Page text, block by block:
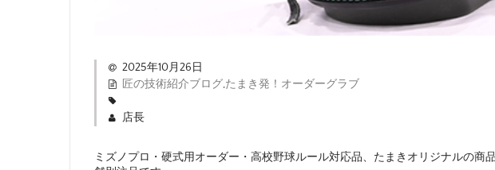
2025年10月26日
匠の技術紹介ブログ,たまき発！オーダーグラブ
店長
ミズノプロ・硬式用オーダー・高校野球ルール対応品、たまきオリジナルの商